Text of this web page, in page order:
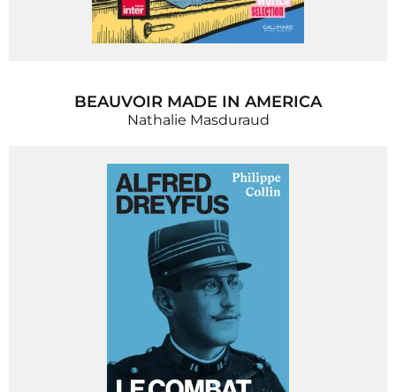
BEAUVOIR MADE IN AMERICA
Nathalie Masduraud